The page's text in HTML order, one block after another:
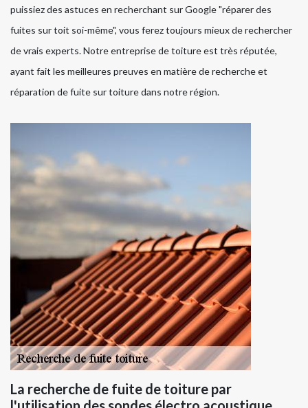
puissiez des astuces en recherchant sur Google "réparer des
fuites sur toit soi-même", vous ferez toujours mieux de rechercher
de vrais experts. Notre entreprise de toiture est très réputée,
ayant fait les meilleures preuves en matière de recherche et
réparation de fuite sur toiture dans notre région.
La recherche de fuite de toiture par